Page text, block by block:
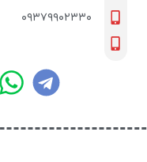
۰۹۳۷۹۹۰۲۳۳۰